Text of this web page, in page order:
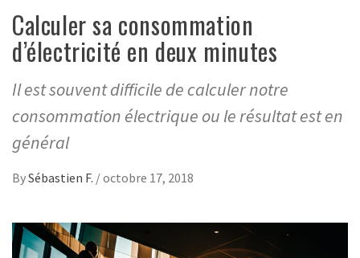
Calculer sa consommation
d’électricité en deux minutes
Il est souvent difficile de calculer notre
consommation électrique ou le résultat est en
général
BySébastien F. /octobre 17, 2018